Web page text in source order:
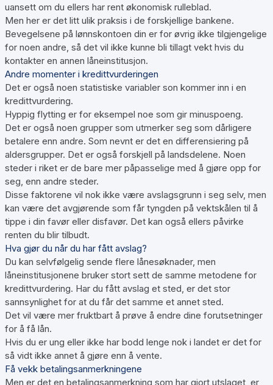
uansett om du ellers har rent økonomisk rulleblad.
Men her er det litt ulik praksis i de forskjellige bankene.
Bevegelsene på lønnskontoen din er for øvrig ikke tilgjengelige
for noen andre, så det vil ikke kunne bli tillagt vekt hvis du
kontakter en annen låneinstitusjon.
Andre momenter i kredittvurderingen
Det er også noen statistiske variabler son kommer inn i en
kredittvurdering.
Hyppig flytting er for eksempel noe som gir minuspoeng.
Det er også noen grupper som utmerker seg som dårligere
betalere enn andre. Som nevnt er det en differensiering på
aldersgrupper. Det er også forskjell på landsdelene. Noen
steder i riket er de bare mer påpasselige med å gjøre opp for
seg, enn andre steder.
Disse faktorene vil nok ikke være avslagsgrunn i seg selv, men
kan være det avgjørende som får tyngden på vektskålen til å
tippe i din favør eller disfavør. Det kan også ellers påvirke
renten du blir tilbudt.
Hva gjør du når du har fått avslag?
Du kan selvfølgelig sende flere lånesøknader, men
låneinstitusjonene bruker stort sett de samme metodene for
kredittvurdering. Har du fått avslag et sted, er det stor
sannsynlighet for at du får det samme et annet sted.
Det vil være mer fruktbart å prøve å endre dine forutsetninger
for å få lån.
Hvis du er ung eller ikke har bodd lenge nok i landet er det for
så vidt ikke annet å gjøre enn å vente.
Få vekk betalingsanmerkningene
Men er det en betalingsanmerkning som har gjort utslaget, er